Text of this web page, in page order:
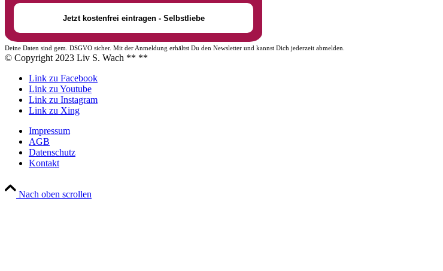
Deine Daten sind gem. DSGVO sicher. Mit der Anmeldung erhältst Du den Newsletter und kannst Dich jederzeit abmelden.
© Copyright 2023 Liv S. Wach ** **
Link zu Facebook
Link zu Youtube
Link zu Instagram
Link zu Xing
Impressum
AGB
Datenschutz
Kontakt
Nach oben scrollen